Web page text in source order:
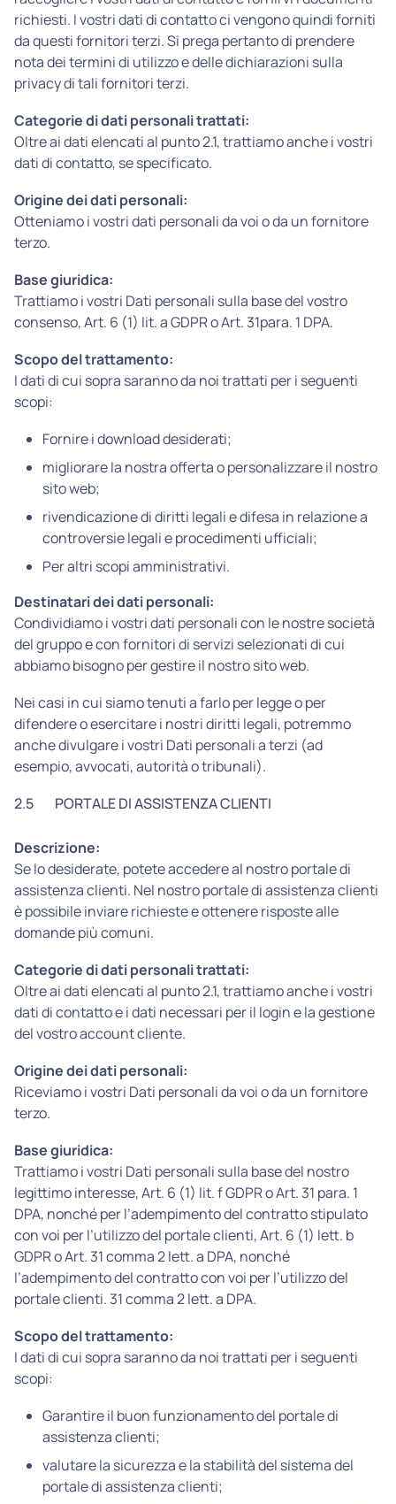
richiesti. I vostri dati di contatto ci vengono quindi forniti
da questi fornitori terzi. Si prega pertanto di prendere
nota dei termini di utilizzo e delle dichiarazioni sulla
privacy di tali fornitori terzi.
Categorie di dati personali trattati:
Oltre ai dati elencati al punto 2.1, trattiamo anche i vostri
dati di contatto, se specificato.
Origine dei dati personali:
Otteniamo i vostri dati personali da voi o da un fornitore
terzo.
Base giuridica:
Trattiamo i vostri Dati personali sulla base del vostro
consenso, Art. 6 (1) lit. a GDPR o Art. 31para. 1 DPA.
Scopo del trattamento:
I dati di cui sopra saranno da noi trattati per i seguenti
scopi:
Fornire i download desiderati;
migliorare la nostra offerta o personalizzare il nostro
sito web;
rivendicazione di diritti legali e difesa in relazione a
controversie legali e procedimenti ufficiali;
Per altri scopi amministrativi.
Destinatari dei dati personali:
Condividiamo i vostri dati personali con le nostre società
del gruppo e con fornitori di servizi selezionati di cui
abbiamo bisogno per gestire il nostro sito web.
Nei casi in cui siamo tenuti a farlo per legge o per
difendere o esercitare i nostri diritti legali, potremmo
anche divulgare i vostri Dati personali a terzi (ad
esempio, avvocati, autorità o tribunali).
2.5
PORTALE DI ASSISTENZA CLIENTI
Descrizione:
Se lo desiderate, potete accedere al nostro portale di
assistenza clienti. Nel nostro portale di assistenza clienti
è possibile inviare richieste e ottenere risposte alle
domande più comuni.
Categorie di dati personali trattati:
Oltre ai dati elencati al punto 2.1, trattiamo anche i vostri
dati di contatto e i dati necessari per il login e la gestione
del vostro account cliente.
Origine dei dati personali:
Riceviamo i vostri Dati personali da voi o da un fornitore
terzo.
Base giuridica:
Trattiamo i vostri Dati personali sulla base del nostro
legittimo interesse, Art. 6 (1) lit. f GDPR o Art. 31 para. 1
DPA, nonché per l’adempimento del contratto stipulato
con voi per l’utilizzo del portale clienti, Art. 6 (1) lett. b
GDPR o Art. 31 comma 2 lett. a DPA, nonché
l’adempimento del contratto con voi per l’utilizzo del
portale clienti. 31 comma 2 lett. a DPA.
Scopo del trattamento:
I dati di cui sopra saranno da noi trattati per i seguenti
scopi:
Garantire il buon funzionamento del portale di
assistenza clienti;
valutare la sicurezza e la stabilità del sistema del
portale di assistenza clienti;